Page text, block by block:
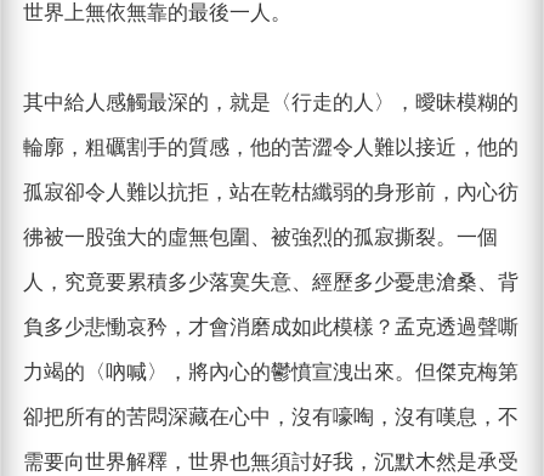
世界上無依無靠的最後一人。
其中給人感觸最深的，就是〈行走的人〉，曖昧模糊的
輪廓，粗礪割手的質感，他的苦澀令人難以接近，他的
孤寂卻令人難以抗拒，站在乾枯纖弱的身形前，內心彷
彿被一股強大的虛無包圍、被強烈的孤寂撕裂。一個
人，究竟要累積多少落寞失意、經歷多少憂患滄桑、背
負多少悲慟哀矜，才會消磨成如此模樣？孟克透過聲嘶
力竭的〈吶喊〉，將內心的鬱憤宣洩出來。但傑克梅第
卻把所有的苦悶深藏在心中，沒有嚎啕，沒有嘆息，不
需要向世界解釋，世界也無須討好我，沉默木然是承受